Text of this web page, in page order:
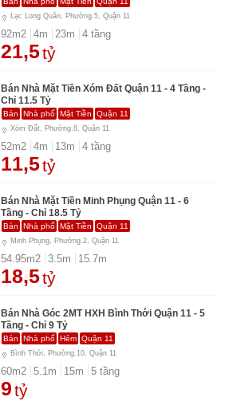
Lạc Long Quân, Phường.5, Quận 11
92m2 4m 23m 4 tầng
21,5tỷ
Bán Nhà Mặt Tiền Xóm Đất Quận 11 - 4 Tầng -
Chỉ 11.5 Tỷ
Bán Nhà phố Mặt Tiền Quận 11
Xóm Đất, Phường.8, Quận 11
52m2 4m 13m 4 tầng
11,5tỷ
Bán Nhà Mặt Tiền Minh Phụng Quận 11 - 6
Tầng - Chỉ 18.5 Tỷ
Bán Nhà phố Mặt Tiền Quận 11
Minh Phụng, Phường.2, Quận 11
54.95m2 3.5m 15.7m
18,5tỷ
Bán Nhà Góc 2MT HXH Bình Thới Quận 11 - 5
Tầng - Chỉ 9 Tỷ
Bán Nhà phố Hẻm Quận 11
Bình Thới, Phường.10, Quận 11
60m2 5.1m 15m 5 tầng
9tỷ